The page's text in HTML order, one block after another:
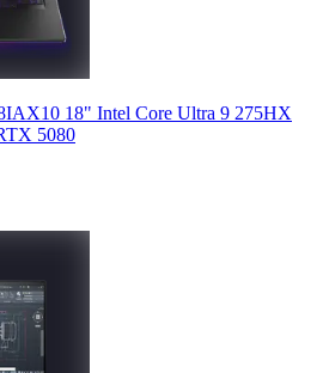
18" Intel Core Ultra 9 275HX
5080